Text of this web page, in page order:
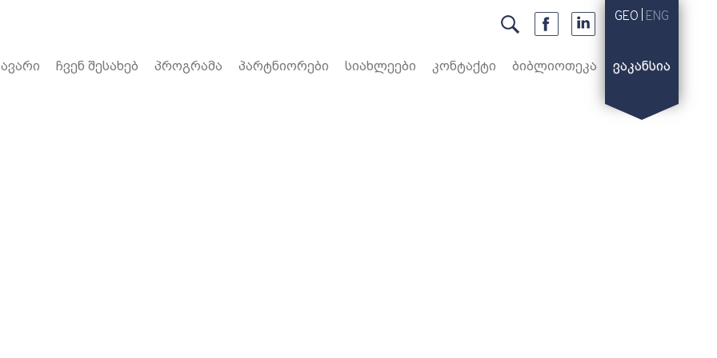
ᲩᲕᲔᲜ ᲨᲔᲡᲐᲮᲔᲑ ᲞᲠᲝᲒᲠᲐᲛᲐ ᲞᲐᲠᲢᲜᲘᲝᲠᲔᲑᲘ ᲡᲘᲐᲮᲚᲔᲔᲑᲘ ᲙᲝᲜᲢᲐᲥᲢᲘ ᲑᲘᲑᲚᲘᲝᲗᲔᲙᲐ
GEO ENG
ᲕᲐᲙᲐᲜᲡᲘᲐ